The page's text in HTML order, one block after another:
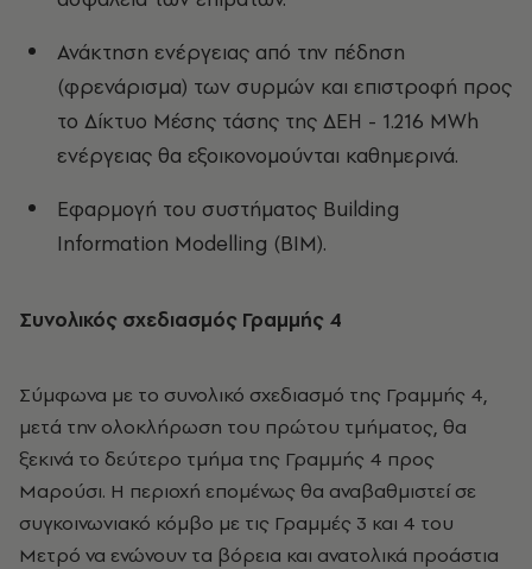
Ανάκτηση ενέργειας από την πέδηση
(φρενάρισμα) των συρμών και επιστροφή προς
το Δίκτυο Μέσης τάσης της ΔΕΗ - 1.216 MWh
ενέργειας θα εξοικονομούνται καθημερινά.
Εφαρμογή του συστήματος Building
Information Modelling (ΒΙΜ).
Συνολικός σχεδιασμός Γραμμής 4
Σύμφωνα με το συνολικό σχεδιασμό της Γραμμής 4,
μετά την ολοκλήρωση του πρώτου τμήματος, θα
ξεκινά το δεύτερο τμήμα της Γραμμής 4 προς
Μαρούσι. Η περιοχή επομένως θα αναβαθμιστεί σε
συγκοινωνιακό κόμβο με τις Γραμμές 3 και 4 του
Μετρό να ενώνουν τα βόρεια και ανατολικά προάστια